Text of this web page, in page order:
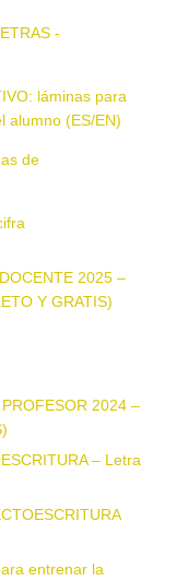
-
láminas para
alumno (ES/EN)
de
2025 –
Y GRATIS)
2024 –
– Letra
entrenar la